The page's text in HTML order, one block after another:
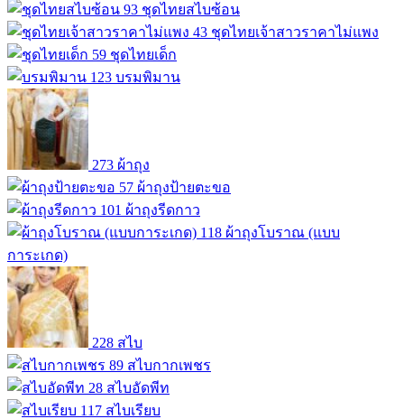
93 ชุดไทยสไบซ้อน
43 ชุดไทยเจ้าสาวราคาไม่แพง
59 ชุดไทยเด็ก
123 บรมพิมาน
273 ผ้าถุง
57 ผ้าถุงป้ายตะขอ
101 ผ้าถุงรีดกาว
118 ผ้าถุงโบราณ (แบบ
การะเกด)
228 สไบ
89 สไบกากเพชร
28 สไบอัดพีท
117 สไบเรียบ